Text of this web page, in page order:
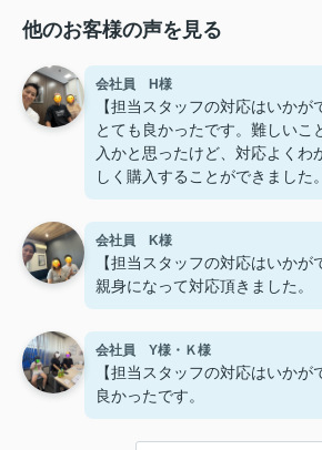
他のお客様の声を見る
会社員 H様
【担当スタッフの対応はいかが
とても良かったです。難しいこ
入かと思ったけど、対応よくわ
しく購入することができました。
会社員 K様
【担当スタッフの対応はいかが
親身になって対応頂きました。
会社員 Y様・Ｋ様
【担当スタッフの対応はいかが
良かったです。